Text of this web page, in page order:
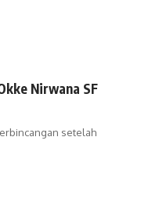
Nirwana SF
setelah